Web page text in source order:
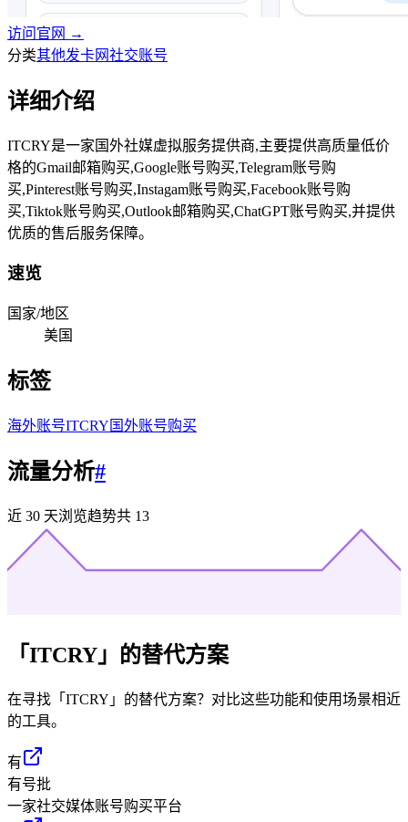
访问官网 →
分类其他发卡网社交账号
详细介绍
ITCRY是一家国外社媒虚拟服务提供商,主要提供高质量低价
格的Gmail邮箱购买,Google账号购买,Telegram账号购
买,Pinterest账号购买,Instagam账号购买,Facebook账号购
买,Tiktok账号购买,Outlook邮箱购买,ChatGPT账号购买,并提供
优质的售后服务保障。
速览
国家/地区
美国
标签
海外账号ITCRY 国外账号购买
流量分析#
近 30 天浏览趋势共 13
「ITCRY 」的替代方案
在寻找「 ITCRY 」的替代方案？对比这些功能和使用场景相近
的工具。
有
有号批
一家社交媒体账号购买平台